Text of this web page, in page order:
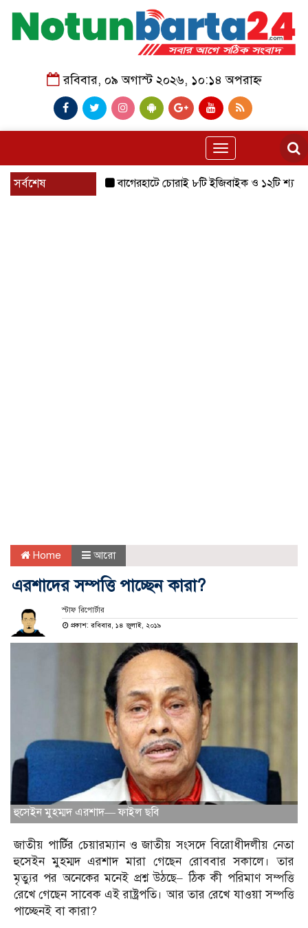
রবিবার, ০৯ অগাস্ট ২০২৬, ১০:১৪ অপরাহ্ন
Toggle
navigation
সর্বশেষ বাগেরহাটে চোরাই ৮টি ইজিবাইক ও ১২টি শ্যালোমেশিন
Home আরো
এরশাদের সম্পত্তি পাচ্ছেন কারা?
স্টাফ রিপোর্টার
প্রকাশ: রবিবার, ১৪ জুলাই, ২০১৯
হুসেইন মুহম্মদ এরশাদ— ফাইল ছবি
জাতীয় পার্টির চেয়ারম্যান ও জাতীয় সংসদে বিরোধীদলীয় নেতা
হুসেইন মুহম্মদ এরশাদ মারা গেছেন রোববার সকালে। তার
মৃত্যুর পর অনেকের মনেই প্রশ্ন উঠছে– ঠিক কী পরিমাণ সম্পত্তি
রেখে গেছেন সাবেক এই রাষ্ট্রপতি। আর তার রেখে যাওয়া সম্পত্তি
পাচ্ছেনই বা কারা?